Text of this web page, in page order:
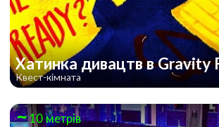
Хатинка дивацтв в Gravity
Квест-кімната
10 метрів